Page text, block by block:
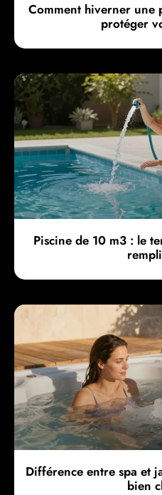
Comment hiverner une
protéger
Piscine de 10 m3 : le
Différence entre spa et
bien